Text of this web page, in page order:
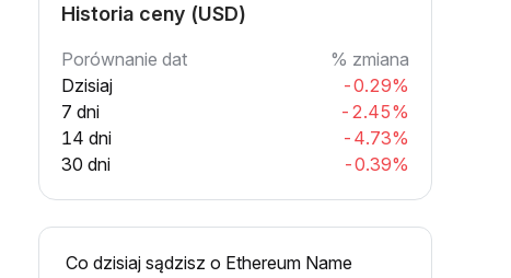
Historia ceny (USD)
Porównanie dat
% zmiana
Dzisiaj
-0.29%
7 dni
-2.45%
14 dni
-4.73%
30 dni
-0.39%
Co dzisiaj sądzisz o Ethereum Name